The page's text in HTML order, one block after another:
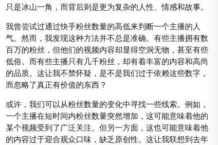
只是冰山一角，而背后则是更为复杂的人性、情感和故事。
我曾尝试过通过快手粉丝数量的高低来判断一个主播的人
气。然而，我发现这种方法并不总是准确。有些主播拥有数
百万的粉丝，但他们的视频内容却显得空洞无物，甚至有些
低俗。而有些主播只有几千粉丝，却有着丰富的内容和高尚
的品质。这让我不禁怀疑，是不是我们过于依赖这些数字，
而忽略了真正有价值的东西？
或许，我们可以从粉丝数量的变化中寻找一些线索。例如，
一个主播在短时间内粉丝数量突然增加，这可能意味着他的
某个视频受到了广泛关注。但另一方面，这也可能意味着他
的内容过于迎合观众口味，缺乏原创性。这让我联想到去年